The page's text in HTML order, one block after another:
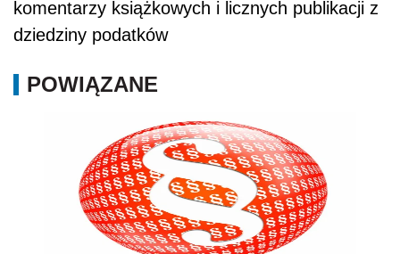
komentarzy książkowych i licznych publikacji z
dziedziny podatków
POWIĄZANE